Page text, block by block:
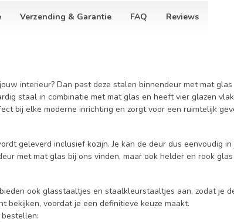
Verzending & Garantie FAQ Reviews
interieur? Dan past deze stalen binnendeur met mat glas
staal in combinatie met mat glas en heeft vier glazen
bij elke moderne inrichting en zorgt voor een ruimtelijk
geleverd inclusief kozijn. Je kan de deur dus eenvoudig
met mat glas bij ons vinden, maar ook helder en rook glas
ook glasstaaltjes en staalkleurstaaltjes aan, zodat je
voordat je een definitieve keuze maakt.